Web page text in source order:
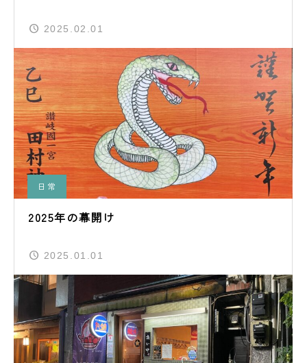
2025.02.01
日常
2025年の幕開け
2025.01.01